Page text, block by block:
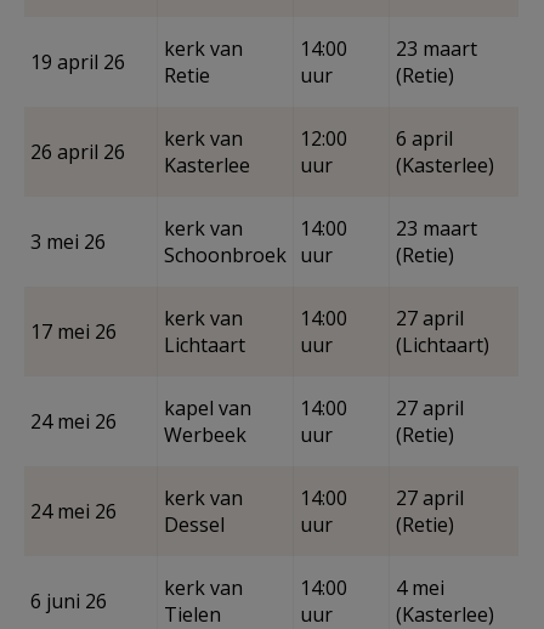
19 april 26
kerk van
Retie
14:00
uur
23 maart
(Retie)
26 april 26
kerk van
Kasterlee
12:00
uur
6 april
(Kasterlee)
3 mei 26
kerk van
Schoonbroek
14:00
uur
23 maart
(Retie)
17 mei 26
kerk van
Lichtaart
14:00
uur
27 april
(Lichtaart)
24 mei 26
kapel van
Werbeek
14:00
uur
27 april
(Retie)
24 mei 26
kerk van
Dessel
14:00
uur
27 april
(Retie)
6 juni 26
kerk van
Tielen
14:00
uur
4 mei
(Kasterlee)